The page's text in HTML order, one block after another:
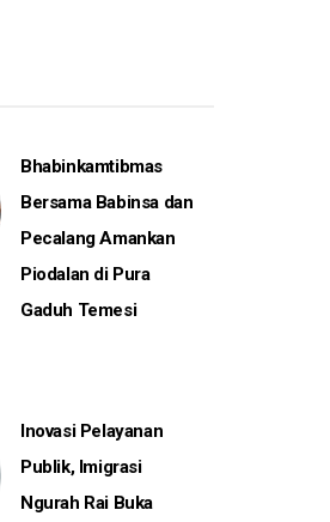
Bhabinkamtibmas
Bersama Babinsa dan
Pecalang Amankan
Piodalan di Pura
Gaduh Temesi
Inovasi Pelayanan
Publik, Imigrasi
Ngurah Rai Buka